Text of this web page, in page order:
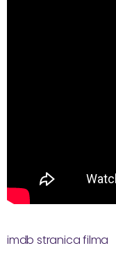
imdb stranica filma